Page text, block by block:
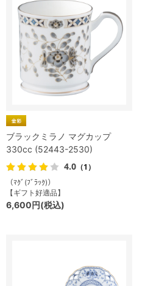
ブラックミラノ マグカップ
330cc (52443-2530)
4.0 （1）
（ﾏｸﾞ(ﾌﾞﾗｯｸ)）
【ギフト好適品】
6,600円(税込)